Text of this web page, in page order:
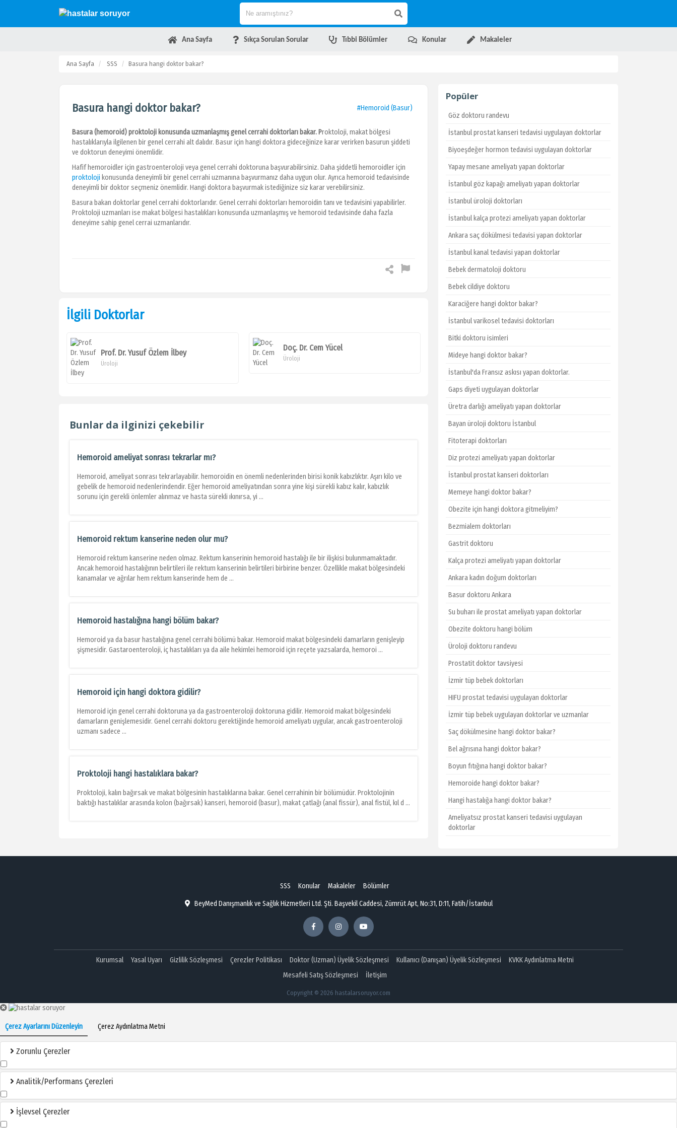
Ana Sayfa Sıkça Sorulan Sorular Tıbbi Bölümler Konular Makaleler
Ana Sayfa SSS Basura hangi doktor bakar?
Basura hangi doktor bakar? #Hemoroid (Basur)
Basura (hemoroid) proktoloji konusunda uzmanlaşmış genel cerrahi doktorları bakar. Proktoloji, makat bölgesi
hastalıklarıyla ilgilenen bir genel cerrahi alt dalıdır. Basur için hangi doktora gideceğinize karar verirken basurun şiddeti
ve doktorun deneyimi önemlidir.
Hafif hemoroidler için gastroenteroloji veya genel cerrahi doktoruna başvurabilirsiniz. Daha şiddetli hemoroidler için
proktoloji konusunda deneyimli bir genel cerrahi uzmanına başvurmanız daha uygun olur. Ayrıca hemoroid tedavisinde
deneyimli bir doktor seçmeniz önemlidir. Hangi doktora başvurmak istediğinize siz karar verebilirsiniz.
Basura bakan doktorlar genel cerrahi doktorlarıdır. Genel cerrahi doktorları hemoroidin tanı ve tedavisini yapabilirler.
Proktoloji uzmanları ise makat bölgesi hastalıkları konusunda uzmanlaşmış ve hemoroid tedavisinde daha fazla
deneyime sahip genel cerrai uzmanlarıdır.
İlgili Doktorlar
Prof. Dr. Yusuf Özlem İlbey
Üroloji
Doç. Dr. Cem Yücel
Üroloji
Bunlar da ilginizi çekebilir
Hemoroid ameliyat sonrası tekrarlar mı?
Hemoroid, ameliyat sonrası tekrarlayabilir. hemoroidin en önemli nedenlerinden birisi konik kabızlıktır. Aşırı kilo ve
gebelik de hemoroid nedenlerindendir. Eğer hemoroid ameliyatından sonra yine kişi sürekli kabız kalır, kabızlık
sorunu için gerekli önlemler alınmaz ve hasta sürekli ıkınırsa, yi ...
Hemoroid rektum kanserine neden olur mu?
Hemoroid rektum kanserine neden olmaz. Rektum kanserinin hemoroid hastalığı ile bir ilişkisi bulunmamaktadır.
Ancak hemoroid hastalığının belirtileri ile rektum kanserinin belirtileri birbirine benzer. Özellikle makat bölgesindeki
kanamalar ve ağrılar hem rektum kanserinde hem de ...
Hemoroid hastalığına hangi bölüm bakar?
Hemoroid ya da basur hastalığına genel cerrahi bölümü bakar. Hemoroid makat bölgesindeki damarların genişleyip
şişmesidir. Gastaroenteroloji, iç hastalıkları ya da aile hekimlei hemoroid için reçete yazsalarda, hemoroi ...
Hemoroid için hangi doktora gidilir?
Hemoroid için genel cerrahi doktoruna ya da gastroenteroloji doktoruna gidilir. Hemoroid makat bölgesindeki
damarların genişlemesidir. Genel cerrahi doktoru gerektiğinde hemoroid ameliyatı uygular, ancak gastroenteroloji
uzmanı sadece ...
Proktoloji hangi hastalıklara bakar?
Proktoloji, kalın bağırsak ve makat bölgesinin hastalıklarına bakar. Genel cerrahinin bir bölümüdür. Proktolojinin
baktığı hastalıklar arasında kolon (bağırsak) kanseri, hemoroid (basur), makat çatlağı (anal fissür), anal fistül, kıl d ...
Popüler
Göz doktoru randevu
İstanbul prostat kanseri tedavisi uygulayan doktorlar
Biyoeşdeğer hormon tedavisi uygulayan doktorlar
Yapay mesane ameliyatı yapan doktorlar
İstanbul göz kapağı ameliyatı yapan doktorlar
İstanbul üroloji doktorları
İstanbul kalça protezi ameliyatı yapan doktorlar
Ankara saç dökülmesi tedavisi yapan doktorlar
İstanbul kanal tedavisi yapan doktorlar
Bebek dermatoloji doktoru
Bebek cildiye doktoru
Karaciğere hangi doktor bakar?
İstanbul varikosel tedavisi doktorları
Bitki doktoru isimleri
Mideye hangi doktor bakar?
İstanbul'da Fransız askısı yapan doktorlar.
Gaps diyeti uygulayan doktorlar
Üretra darlığı ameliyatı yapan doktorlar
Bayan üroloji doktoru İstanbul
Fitoterapi doktorları
Diz protezi ameliyatı yapan doktorlar
İstanbul prostat kanseri doktorları
Memeye hangi doktor bakar?
Obezite için hangi doktora gitmeliyim?
Bezmialem doktorları
Gastrit doktoru
Kalça protezi ameliyatı yapan doktorlar
Ankara kadın doğum doktorları
Basur doktoru Ankara
Su buharı ile prostat ameliyatı yapan doktorlar
Obezite doktoru hangi bölüm
Üroloji doktoru randevu
Prostatit doktor tavsiyesi
İzmir tüp bebek doktorları
HIFU prostat tedavisi uygulayan doktorlar
İzmir tüp bebek uygulayan doktorlar ve uzmanlar
Saç dökülmesine hangi doktor bakar?
Bel ağrısına hangi doktor bakar?
Boyun fıtığına hangi doktor bakar?
Hemoroide hangi doktor bakar?
Hangi hastalığa hangi doktor bakar?
Ameliyatsız prostat kanseri tedavisi uygulayan
doktorlar
SSS Konular Makaleler Bölümler
BeyMed Danışmanlık ve Sağlık Hizmetleri Ltd. Şti. Başvekil Caddesi, Zümrüt Apt, No:31, D:11, Fatih/İstanbul
Kurumsal Yasal Uyarı Gizlilik Sözleşmesi Çerezler Politikası Doktor (Uzman) Üyelik Sözleşmesi Kullanıcı (Danışan) Üyelik Sözleşmesi
KVKK Aydınlatma Metni
Mesafeli Satış Sözleşmesi
İletişim
Copyright © 2026 hastalarsoruyor.com
Çerez Ayarlarını Düzenleyin Çerez Aydınlatma Metni
Zorunlu Çerezler
Analitik/Performans Çerezleri
İşlevsel Çerezler